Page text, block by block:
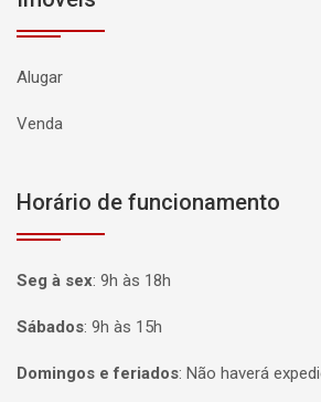
Alugar
Venda
Horário de funcionamento
Seg à sex: 9h às 18h
Sábados: 9h às 15h
Domingos e feriados: Não haverá